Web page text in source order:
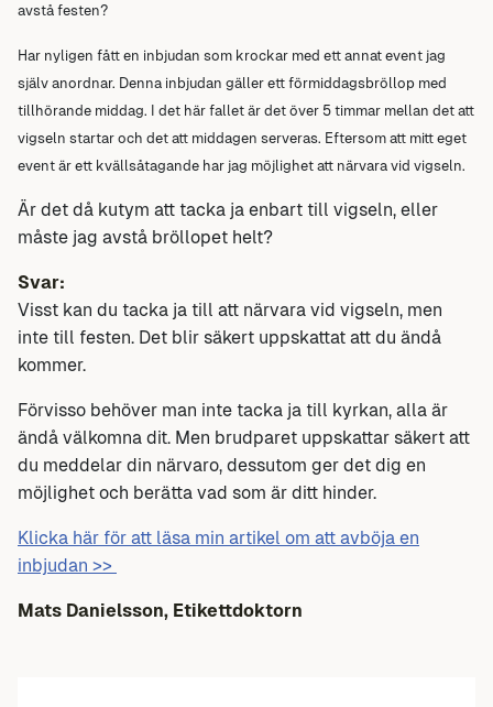
avstå festen?
Har nyligen fått en inbjudan som krockar med ett annat event jag
själv anordnar. Denna inbjudan gäller ett förmiddagsbröllop med
tillhörande middag. I det här fallet är det över 5 timmar mellan det att
vigseln startar och det att middagen serveras. Eftersom att mitt eget
event är ett kvällsåtagande har jag möjlighet att närvara vid vigseln.
Är det då kutym att tacka ja enbart till vigseln, eller
måste jag avstå bröllopet helt?
Svar:
Visst kan du tacka ja till att närvara vid vigseln, men
inte till festen. Det blir säkert uppskattat att du ändå
kommer.
Förvisso behöver man inte tacka ja till kyrkan, alla är
ändå välkomna dit. Men brudparet uppskattar säkert att
du meddelar din närvaro, dessutom ger det dig en
möjlighet och berätta vad som är ditt hinder.
Klicka här för att läsa min artikel om att avböja en
inbjudan >>
Mats Danielsson, Etikettdoktorn